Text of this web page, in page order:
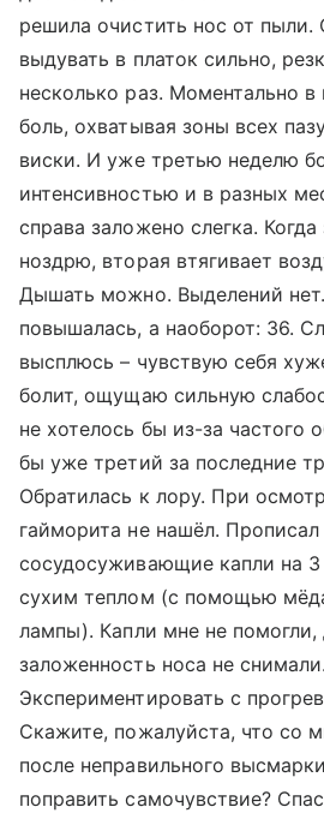
решила очистить нос от пыли.
выдувать в платок сильно,
несколько раз. Моментально в
боль, охватывая зоны всех
виски. И уже третью неделю
интенсивностью и в разных
справа заложено слегка.
ноздрю, вторая втягивает
Дышать можно. Выделений
повышалась, а наоборот: 36.
высплюсь – чувствую себя
болит, ощущаю сильную
не хотелось бы из-за частого
бы уже третий за последние
Обратилась к лору. При
гайморита не нашёл. Прописал
сосудосуживающие капли на 3
сухим теплом (с помощью
лампы). Капли мне не
заложенность носа не снимали.
Экспериментировать с
Скажите, пожалуйста, что со
после неправильного
поправить самочувствие?